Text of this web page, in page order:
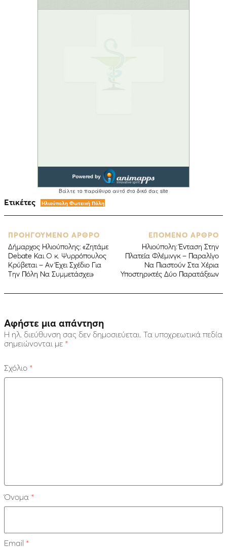
Ετικέτες Ηλιούπολη Φωτεινή Πόλη
ΠΡΟΗΓΟΥΜΕΝΟ ΑΡΘΡΟ
Δήμαρχος Ηλιούπολης: «Ζητάμε
Debate Και Ο κ. Ψυρρόπουλος
Κρύβεται – Αν Έχει Σχέδιο Για
Την Πόλη Να Συμμετάσχει»
ΕΠΟΜΕΝΟ ΑΡΘΡΟ
Ηλιούπολη: Ένταση Στην
Πλατεία Φλέμινγκ – Παραλίγο
Να Πιαστούν Στα Χέρια
Υποστηρικτές Δύο Παρατάξεων
Αφήστε μια απάντηση
Η ηλ. διεύθυνση σας δεν δημοσιεύεται. Τα υποχρεωτικά πεδία
σημειώνονται με *
Σχόλιο *
Όνομα *
Email *